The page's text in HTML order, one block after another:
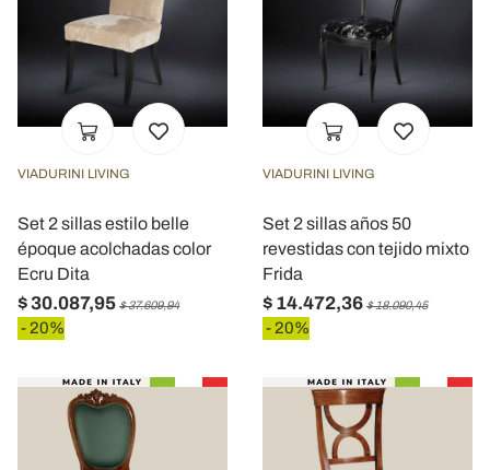
VIADURINI LIVING
Set 2 sillas estilo belle
époque acolchadas color
Ecru Dita
$ 30.087,95 $ 37.609,94
- 20%
VIADURINI LIVING
Set 2 sillas años 50
revestidas con tejido mixto
Frida
$ 14.472,36 $ 18.090,45
- 20%